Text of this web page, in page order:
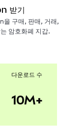
받기
을 구매, 판매, 거래,
암호화폐 지갑.
다운로드 수
10M+